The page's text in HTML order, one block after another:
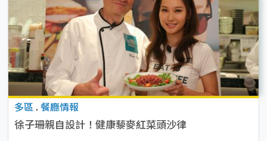
多區 . 餐廳情報
徐子珊親自設計！健康藜麥紅菜頭沙律